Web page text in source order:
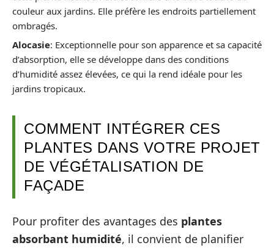
couleur aux jardins. Elle préfère les endroits partiellement
ombragés.
Alocasie: Exceptionnelle pour son apparence et sa capacité
d’absorption, elle se développe dans des conditions
d’humidité assez élevées, ce qui la rend idéale pour les
jardins tropicaux.
COMMENT INTÉGRER CES
PLANTES DANS VOTRE PROJET
DE VÉGÉTALISATION DE
FAÇADE
Pour profiter des avantages des plantes
absorbant humidité, il convient de planifier